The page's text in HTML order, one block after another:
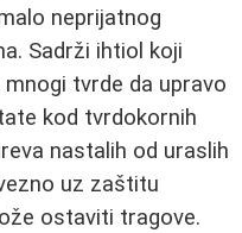
neprijatnog
Sadrži ihtiol koji
tvrde da upravo
kod tvrdokornih
nastalih od uraslih
uz zaštitu
ostaviti tragove.